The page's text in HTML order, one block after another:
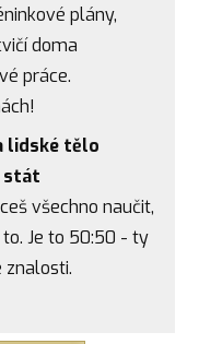
plány,
doma
práce.
lidské tělo
stát
naučit,
Je to 50:50 - ty
znalosti.